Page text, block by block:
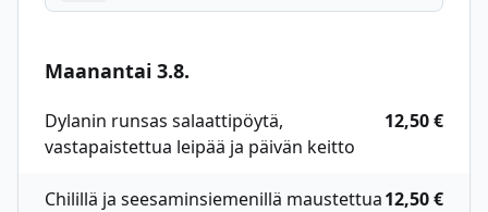
Maanantai 3.8.
Dylanin runsas salaattipöytä,
vastapaistettua leipää ja päivän keitto
12,50 €
Chilillä ja seesaminsiemenillä maustettua12,50 €